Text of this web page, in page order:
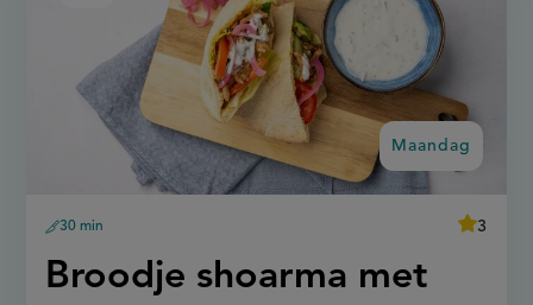
Maandag:
Broodje shoarma met
voorbereidingstijd
30 min
average
3
zelfgemaakte
knoflooksaus
Maandag